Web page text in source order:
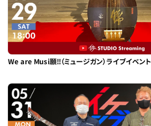
We are Musi願!!（ミュージガン）ライブイベント